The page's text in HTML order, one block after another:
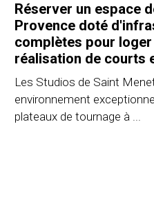
Réserver un espace
Provence doté
complètes pour
réalisation de courts
Les Studios de Saint
environnement
plateaux de tournage à ...